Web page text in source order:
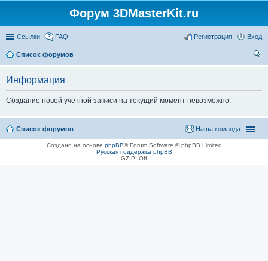
Форум 3DMasterKit.ru
Ссылки FAQ Вход
Регистрация
Список форумов
Информация
Создание новой учётной записи на текущий момент невозможно.
Список форумов Наша команда
Создано на основе phpBB® Forum Software © phpBB Limited
Русская поддержка phpBB
GZIP: Off